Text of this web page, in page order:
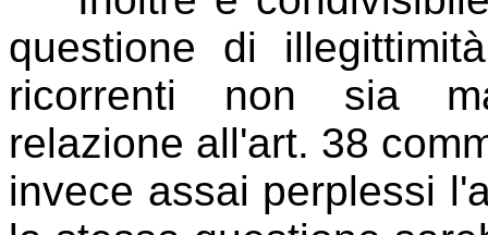
questione di
ricorrenti non sia
relazione all'art. 38
invece assai perplessi